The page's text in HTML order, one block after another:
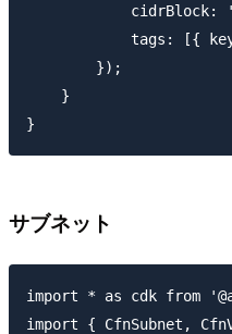
cidrBlock:
tags: [{
        });
    }
サブネット
import * as cdk from
import { CfnSubnet,